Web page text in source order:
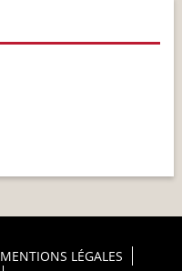
MENTIONS LÉGALES